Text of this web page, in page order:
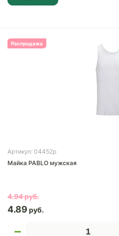
Распродажа
Артикул: 04452p
Майка PABLO мужская
4.94
4.89